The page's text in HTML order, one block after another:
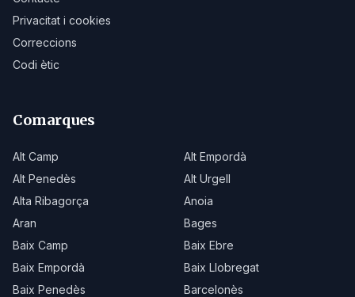
Privacitat i cookies
Correccions
Codi ètic
Comarques
Alt Camp
Alt Empordà
Alt Penedès
Alt Urgell
Alta Ribagorça
Anoia
Aran
Bages
Baix Camp
Baix Ebre
Baix Empordà
Baix Llobregat
Baix Penedès
Barcelonès